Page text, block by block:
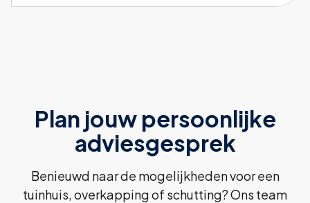
Plan jouw persoonlijke
adviesgesprek
Benieuwd naar de mogelijkheden voor een
tuinhuis, overkapping of schutting? Ons team